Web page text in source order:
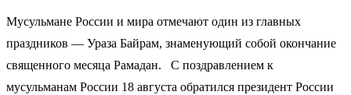
Мусульмане России и мира отмечают один из главных
праздников — Ураза Байрам, знаменующий собой окончание
священного месяца Рамадан. С поздравлением к
мусульманам России 18 августа обратился президент России